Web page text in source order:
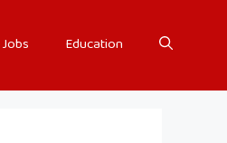
Jobs Education